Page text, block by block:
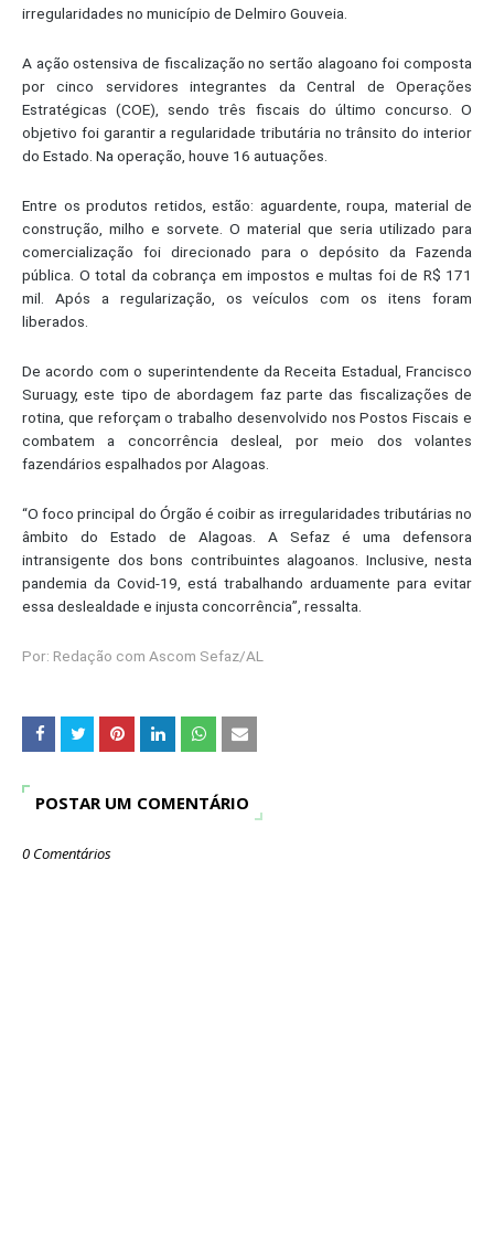
irregularidades no município de Delmiro Gouveia.
A ação ostensiva de fiscalização no sertão alagoano foi composta
por cinco servidores integrantes da Central de Operações
Estratégicas (COE), sendo três fiscais do último concurso. O
objetivo foi garantir a regularidade tributária no trânsito do interior
do Estado. Na operação, houve 16 autuações.
Entre os produtos retidos, estão: aguardente, roupa, material de
construção, milho e sorvete. O material que seria utilizado para
comercialização foi direcionado para o depósito da Fazenda
pública. O total da cobrança em impostos e multas foi de R$ 171
mil. Após a regularização, os veículos com os itens foram
liberados.
De acordo com o superintendente da Receita Estadual, Francisco
Suruagy, este tipo de abordagem faz parte das fiscalizações de
rotina, que reforçam o trabalho desenvolvido nos Postos Fiscais e
combatem a concorrência desleal, por meio dos volantes
fazendários espalhados por Alagoas.
“O foco principal do Órgão é coibir as irregularidades tributárias no
âmbito do Estado de Alagoas. A Sefaz é uma defensora
intransigente dos bons contribuintes alagoanos. Inclusive, nesta
pandemia da Covid-19, está trabalhando arduamente para evitar
essa deslealdade e injusta concorrência”, ressalta.
Por: Redação com Ascom Sefaz/AL
POSTAR UM COMENTÁRIO
0 Comentários